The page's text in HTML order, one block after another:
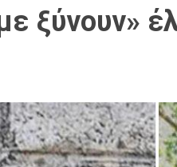
ξύνουν»